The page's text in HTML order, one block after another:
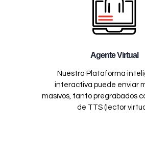
Agente Virtual
Nuestra Plataforma
interactiva puede enviar
masivos, tanto pregrabados
de TTS (lector